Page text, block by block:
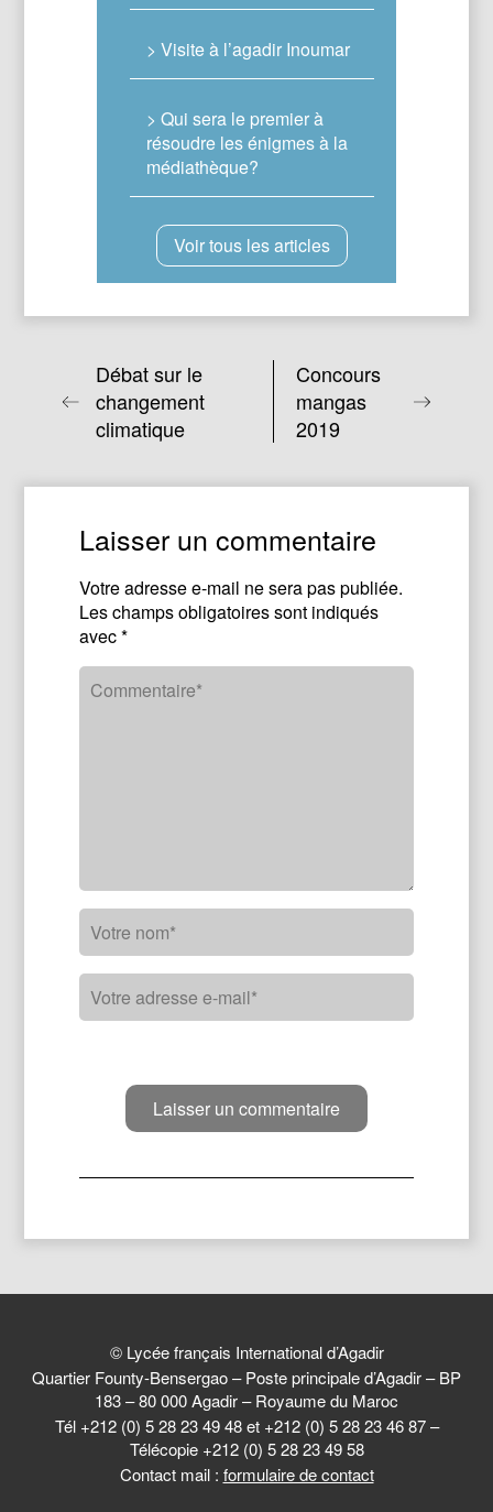
> Visite à l’agadir Inoumar
> Qui sera le premier à
résoudre les énigmes à la
médiathèque?
Voir tous les articles
Débat sur le
changement
climatique
Concours
mangas
2019
Laisser un commentaire
Votre adresse e-mail ne sera pas publiée.
Les champs obligatoires sont indiqués
avec*
© Lycée français International d’Agadir
Quartier Founty-Bensergao – Poste principale d’Agadir – BP
183 – 80 000 Agadir – Royaume du Maroc
Tél +212 (0) 5 28 23 49 48 et +212 (0) 5 28 23 46 87 –
Télécopie +212 (0) 5 28 23 49 58
Contact mail : formulaire de contact